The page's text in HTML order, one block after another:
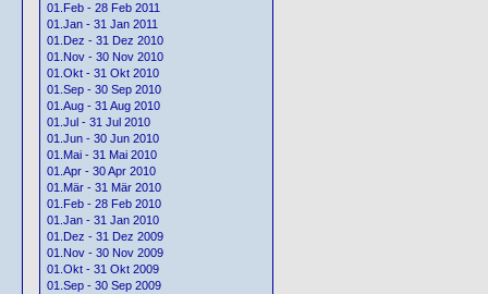
01.Feb - 28 Feb 2011
01.Jan - 31 Jan 2011
01.Dez - 31 Dez 2010
01.Nov - 30 Nov 2010
01.Okt - 31 Okt 2010
01.Sep - 30 Sep 2010
01.Aug - 31 Aug 2010
01.Jul - 31 Jul 2010
01.Jun - 30 Jun 2010
01.Mai - 31 Mai 2010
01.Apr - 30 Apr 2010
01.Mär - 31 Mär 2010
01.Feb - 28 Feb 2010
01.Jan - 31 Jan 2010
01.Dez - 31 Dez 2009
01.Nov - 30 Nov 2009
01.Okt - 31 Okt 2009
01.Sep - 30 Sep 2009